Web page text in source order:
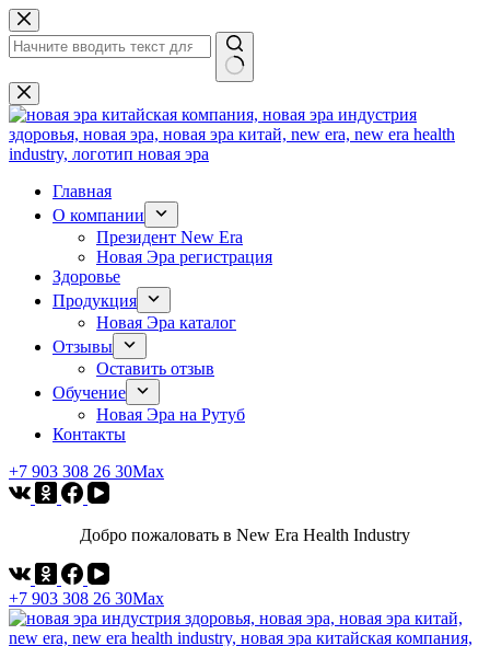
Перейти
к
сути
Ничего
не
найдено
Главная
О компании
Президент New Era
Новая Эра регистрация
Здоровье
Продукция
Новая Эра каталог
Отзывы
Оставить отзыв
Обучение
Новая Эра на Рутуб
Контакты
+7 903 308 26 30Max
Добро пожаловать в New Era Health Industry
+7 903 308 26 30Max